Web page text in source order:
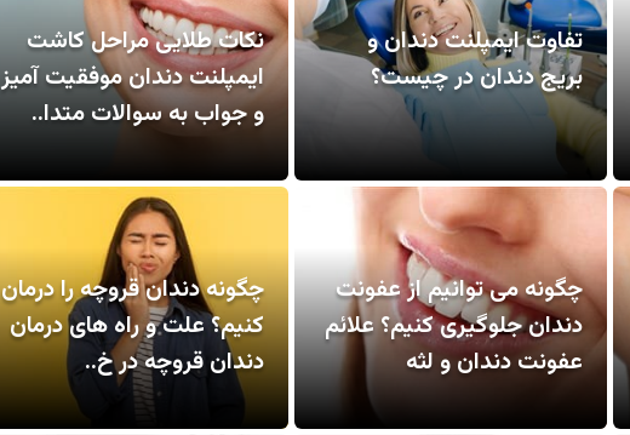
تفاوت ایمپلنت دندان و
بریج دندان در چیست؟
نکات طلایی مراحل کاشت
ایمپلنت دندان موفقیت آمیز
و جواب به سوالات متدا..
چگونه می توانیم از عفونت
دندان جلوگیری کنیم؟ علائم
عفونت دندان و لثه
چگونه دندان قروچه را درمان
کنیم؟ علت و راه های درمان
دندان قروچه در خ..